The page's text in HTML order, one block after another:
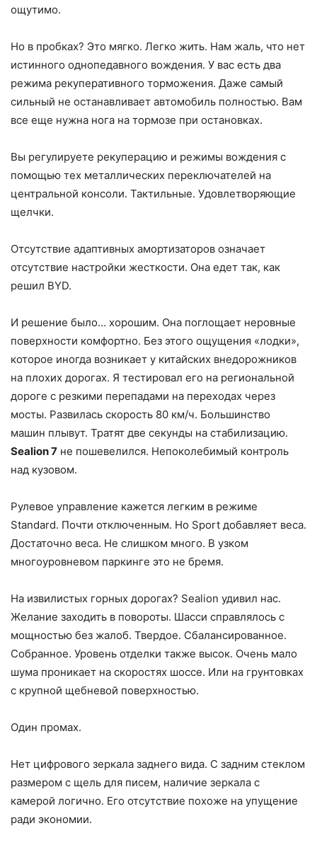
ощутимо.
Но в пробках? Это мягко. Легко жить. Нам жаль, что нет
истинного однопедавного вождения. У вас есть два
режима рекуперативного торможения. Даже самый
сильный не останавливает автомобиль полностью. Вам
все еще нужна нога на тормозе при остановках.
Вы регулируете рекуперацию и режимы вождения с
помощью тех металлических переключателей на
центральной консоли. Тактильные. Удовлетворяющие
щелчки.
Отсутствие адаптивных амортизаторов означает
отсутствие настройки жесткости. Она едет так, как
решил BYD.
И решение было… хорошим. Она поглощает неровные
поверхности комфортно. Без этого ощущения «лодки»,
которое иногда возникает у китайских внедорожников
на плохих дорогах. Я тестировал его на региональной
дороге с резкими перепадами на переходах через
мосты. Развилась скорость 80 км/ч. Большинство
машин плывут. Тратят две секунды на стабилизацию.
Sealion 7 не пошевелился. Непоколебимый контроль
над кузовом.
Рулевое управление кажется легким в режиме
Standard. Почти отключенным. Но Sport добавляет веса.
Достаточно веса. Не слишком много. В узком
многоуровневом паркинге это не бремя.
На извилистых горных дорогах? Sealion удивил нас.
Желание заходить в повороты. Шасси справлялось с
мощностью без жалоб. Твердое. Сбалансированное.
Собранное. Уровень отделки также высок. Очень мало
шума проникает на скоростях шоссе. Или на грунтовках
с крупной щебневой поверхностью.
Один промах.
Нет цифрового зеркала заднего вида. С задним стеклом
размером с щель для писем, наличие зеркала с
камерой логично. Его отсутствие похоже на упущение
ради экономии.